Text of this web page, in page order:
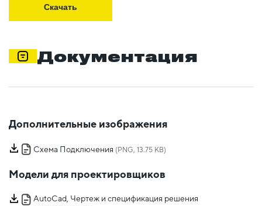
Скачать
Документация
Дополнительные изображения
Схема Подключения (PNG, 13.75 KB)
Модели для проектировщиков
AutoCad, Чертеж и спецификация решения